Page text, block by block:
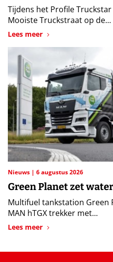
Tijdens het Profile
Mooiste Truckstraat op de...
Lees meer
Nieuws 6 augustus 2026
Green Planet zet
Multifuel tankstation Green
MAN hTGX trekker met...
Lees meer